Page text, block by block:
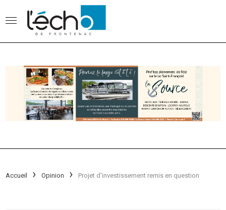
Accueil Opinion Projet d'investissement remis en question